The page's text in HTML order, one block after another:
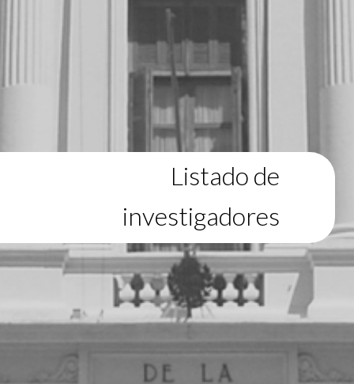
Listado de
investigadores